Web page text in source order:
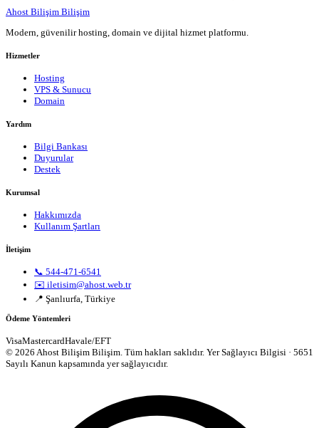
Ahost Bilişim Bilişim
Modern, güvenilir hosting, domain ve dijital hizmet platformu.
Hizmetler
Hosting
VPS & Sunucu
Domain
Yardım
Bilgi Bankası
Duyurular
Destek
Kurumsal
Hakkımızda
Kullanım Şartları
İletişim
📞 544-471-6541
✉️ iletisim@ahost.web.tr
📍 Şanlıurfa, Türkiye
Ödeme Yöntemleri
VisaMastercardHavale/EFT
© 2026 Ahost Bilişim Bilişim. Tüm hakları saklıdır. Yer Sağlayıcı Bilgisi · 5651
Sayılı Kanun kapsamında yer sağlayıcıdır.